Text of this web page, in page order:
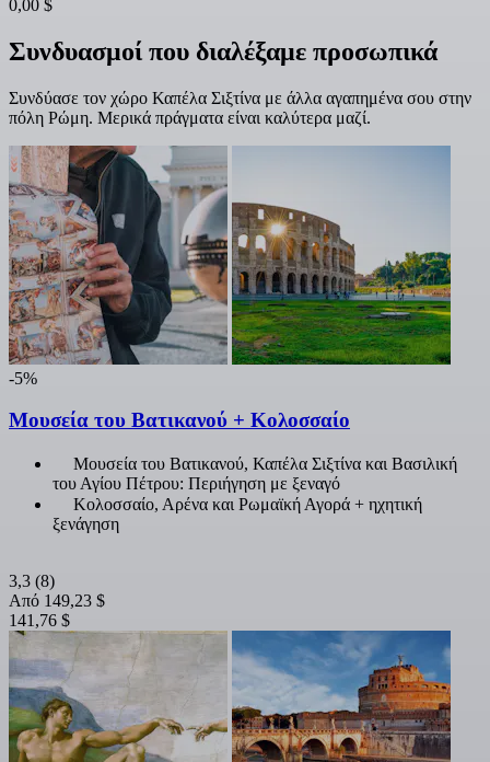
0,00 $
Συνδυασμοί που διαλέξαμε προσωπικά
Συνδύασε τον χώρο Καπέλα Σιξτίνα με άλλα αγαπημένα σου στην
πόλη Ρώμη. Μερικά πράγματα είναι καλύτερα μαζί.
-5%
Μουσεία του Βατικανού + Κολοσσαίο
Μουσεία του Βατικανού, Καπέλα Σιξτίνα και Βασιλική
του Αγίου Πέτρου: Περιήγηση με ξεναγό
Κολοσσαίο, Αρένα και Ρωμαϊκή Αγορά + ηχητική
ξενάγηση
3,3 (8)
Από 149,23 $
141,76 $